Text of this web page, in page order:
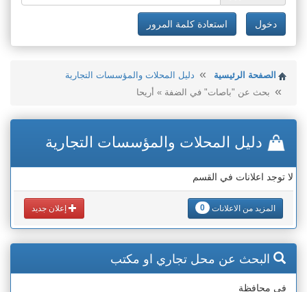
دخول استعادة كلمة المرور
الصفحة الرئيسية
دليل المحلات والمؤسسات التجارية
بحث عن "باصات" في الضفة » أريحا
دليل المحلات والمؤسسات التجارية
لا توجد اعلانات في القسم
المزيد من الاعلانات 0 إعلان جديد
البحث عن محل تجاري او مكتب
في محافظة